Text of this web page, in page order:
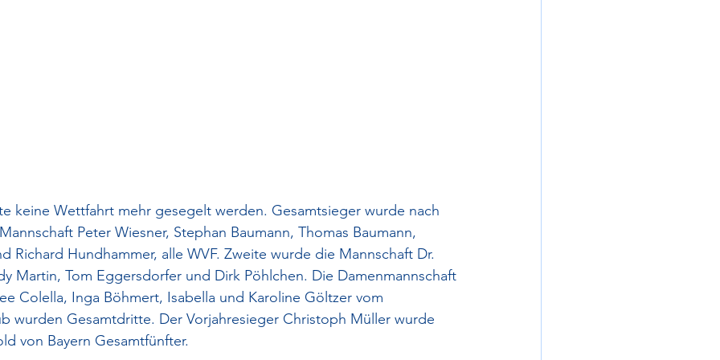
keine Wettfahrt mehr gesegelt werden. Gesamtsieger wurde nach
Peter Wiesner, Stephan Baumann, Thomas Baumann,
Richard Hundhammer, alle WVF. Zweite wurde die Mannschaft Dr.
Martin, Tom Eggersdorfer und Dirk Pöhlchen. Die Damenmannschaft
Colella, Inga Böhmert, Isabella und Karoline Göltzer vom
wurden Gesamtdritte. Der Vorjahresieger Christoph Müller wurde
von Bayern Gesamtfünfter.